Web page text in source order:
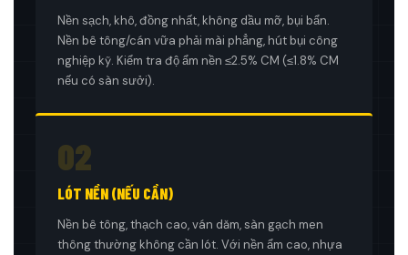
Nền sạch, khô, đồng nhất, không dầu mỡ, bụi bẩn.
Nền bê tông/cán vữa phải mài phẳng, hút bụi công
nghiệp kỹ. Kiểm tra độ ẩm nền ≤2.5% CM (≤1.8% CM
nếu có sàn sưởi).
02
LÓT NỀN (NẾU CẦN)
Nền bê tông, thạch cao, ván dăm, sàn gạch men
thông thường không cần lót. Với nền ẩm cao, nhựa